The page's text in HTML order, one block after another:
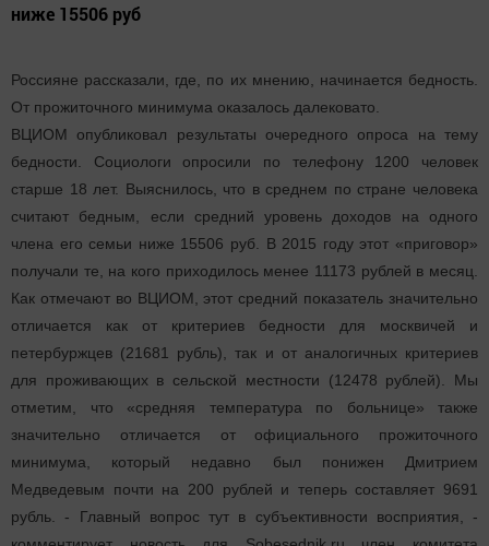
ниже 15506 руб
Россияне рассказали, где, по их мнению, начинается бедность.
От прожиточного минимума оказалось далековато.
ВЦИОМ опубликовал результаты очередного опроса на тему
бедности. Социологи опросили по телефону 1200 человек
старше 18 лет. Выяснилось, что в среднем по стране человека
считают бедным, если средний уровень доходов на одного
члена его семьи ниже 15506 руб. В 2015 году этот «приговор»
получали те, на кого приходилось менее 11173 рублей в месяц.
Как отмечают во ВЦИОМ, этот средний показатель значительно
отличается как от критериев бедности для москвичей и
петербуржцев (21681 рубль), так и от аналогичных критериев
для проживающих в сельской местности (12478 рублей). Мы
отметим, что «средняя температура по больнице» также
значительно отличается от официального прожиточного
минимума, который недавно был понижен Дмитрием
Медведевым почти на 200 рублей и теперь составляет 9691
рубль. - Главный вопрос тут в субъективности восприятия, -